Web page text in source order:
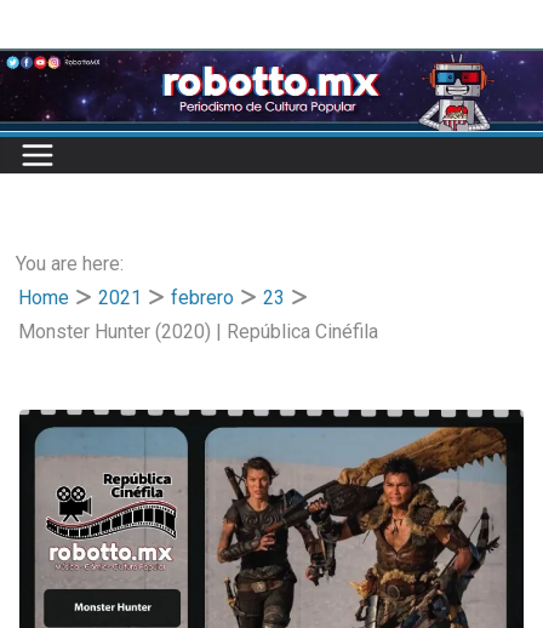
to
content
You are here:
Home
2021 febrero
23
Monster Hunter (2020) | República Cinéfila